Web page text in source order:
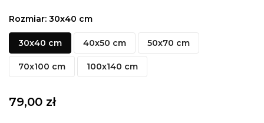
Rozmiar: 30x40 cm
30x40 cm 40x50 cm 50x70 cm
70x100 cm 100x140 cm
79,00 zł